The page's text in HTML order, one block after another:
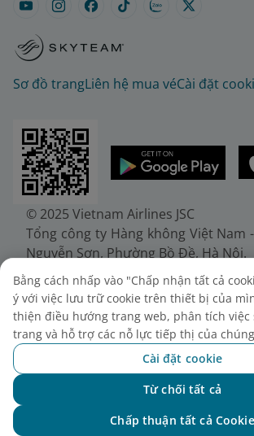
Sơ đồ trangLiên hệ mua véCài đặt
© 2025 Vietnam Airlines JSC
Tổng công ty Hàng không Việt Nam -
Nguyễn Sơn, Phường Bồ Đề, Hà Nội.
Điện thoại: (+84-24) 38272289.
38722375
Giấy chứng nhận đăng ký doanh
doanh nghiệp 0100107518, đăng ký
30/6/2010, đăng ký thay đổi lần
24/7/2025, cấp bởi Sở Tài chính
Bằng cách nhấp vào "Chấp nhận tất cả
ý với việc lưu trữ cookie trên thiết bị của
thiện điều hướng trang web, phân tích việc
trang và hỗ trợ các nỗ lực tiếp thị của
Cài đặt cookie
Từ chối tất cả
Chấp thuận tất cả Cookie